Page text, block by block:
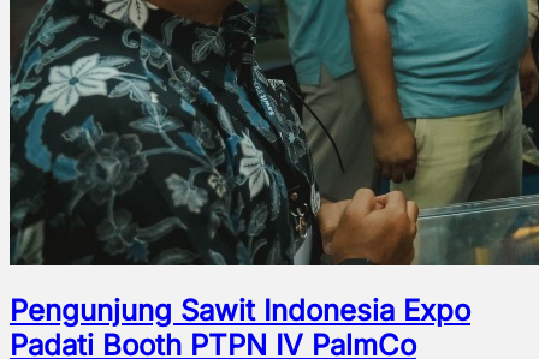
Pengunjung Sawit Indonesia Expo
Padati Booth PTPN IV PalmCo